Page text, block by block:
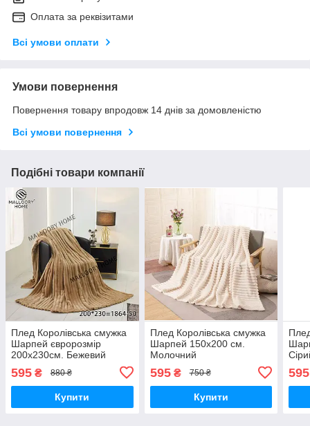
Оплата за реквізитами
Всі умови оплати
Умови повернення
Повернення товару впродовж 14 днів за домовленістю
Всі умови повернення
Подібні товари компанії
Плед Королівська смужка
Шарпей євророзмір
200х230см. Бежевий
595 ₴ 880 ₴
Купити
Плед Королівська смужка
Шарпей 150х200 см.
Молочний
595₴ 750 ₴
Купити
595